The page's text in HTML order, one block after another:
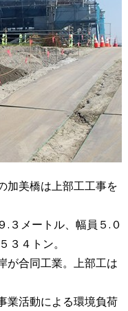
加美橋は上部工工事を
３メートル、幅員５.０
４トン。
が合同工業。上部工は
業活動による環境負荷